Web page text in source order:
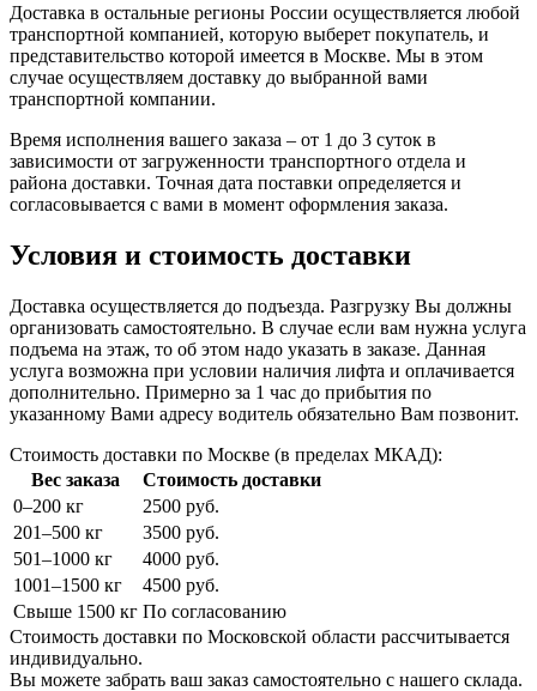
Доставка в остальные регионы России осуществляется любой
транспортной компанией, которую выберет покупатель, и
представительство которой имеется в Москве. Мы в этом
случае осуществляем доставку до выбранной вами
транспортной компании.
Время исполнения вашего заказа – от 1 до 3 суток в
зависимости от загруженности транспортного отдела и
района доставки. Точная дата поставки определяется и
согласовывается с вами в момент оформления заказа.
Условия и стоимость доставки
Доставка осуществляется до подъезда. Разгрузку Вы должны
организовать самостоятельно. В случае если вам нужна услуга
подъема на этаж, то об этом надо указать в заказе. Данная
услуга возможна при условии наличия лифта и оплачивается
дополнительно. Примерно за 1 час до прибытия по
указанному Вами адресу водитель обязательно Вам позвонит.
Стоимость доставки по Москве (в пределах МКАД):
Вес заказа
Стоимость доставки
0–200 кг
2500 руб.
201–500 кг
3500 руб.
501–1000 кг
4000 руб.
1001–1500 кг
4500 руб.
Свыше 1500 кг По согласованию
Стоимость доставки по Московской области рассчитывается
индивидуально.
Вы можете забрать ваш заказ самостоятельно с нашего склада.